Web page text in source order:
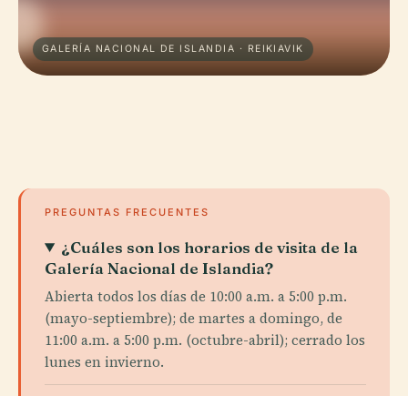
GALERÍA NACIONAL DE ISLANDIA · REIKIAVIK
PREGUNTAS FRECUENTES
¿Cuáles son los horarios de visita de la
Galería Nacional de Islandia?
Abierta todos los días de 10:00 a.m. a 5:00 p.m.
(mayo-septiembre); de martes a domingo, de
11:00 a.m. a 5:00 p.m. (octubre-abril); cerrado los
lunes en invierno.